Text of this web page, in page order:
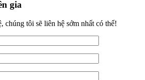
gia
chúng tôi sẽ liên hệ sớm nhất có thể!